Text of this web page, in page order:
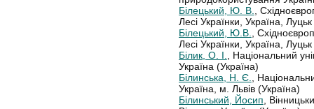
Білецький, Ю. В.,
Лесі Українки, Україна,
Білецький, Ю.В.,
Лесі Українки, Україна,
Білик, О. І., Національний
Україна (Україна)
Білинська, Н. Є.,
Україна, м. Львів (Україна)
Білинський, Йосип,